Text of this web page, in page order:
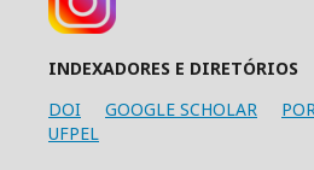
INDEXADORES E DIRETÓRIOS
DOI
GOOGLE SCHOLAR
UFPEL